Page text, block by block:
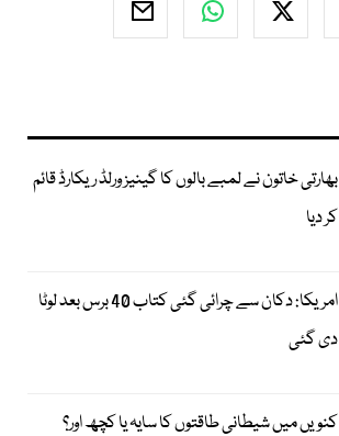
بھارتی خاتون نے لمبے بالوں کا گینیز ورلڈ ریکارڈ قائم
کر دیا
امریکا: دکان سے چرائی گئی کتاب 40 برس بعد لوٹا
دی گئی
کنویں میں شیطانی طاقتوں کا سایہ یا کچھ اور؟